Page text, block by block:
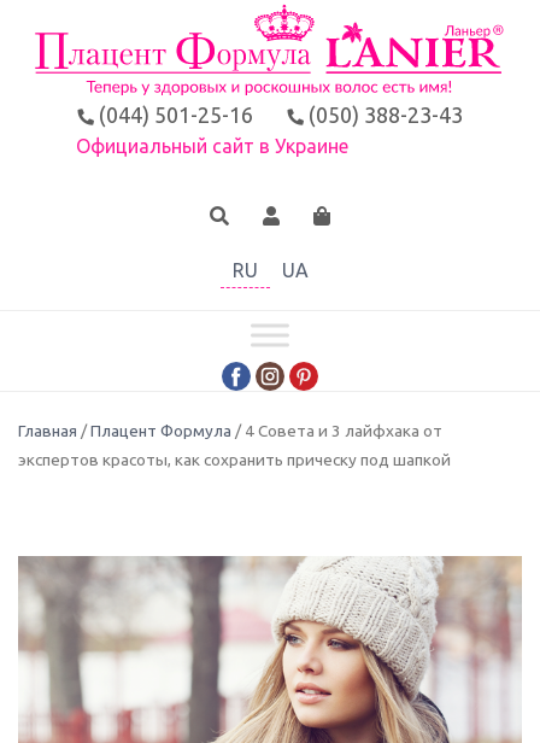
(044) 501-25-16 (050) 388-23-43
Официальный сайт в Украине
RU UA
Главная /Плацент Формула / 4 Совета и 3 лайфхака от
экспертов красоты, как сохранить прическу под шапкой